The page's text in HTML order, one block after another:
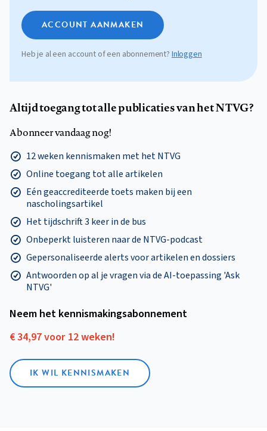
ACCOUNT AANMAKEN
Heb je al een account of een abonnement? Inloggen
Altijd toegang tot alle publicaties van het NTVG?
Abonneer vandaag nog!
12 weken kennismaken met het NTVG
Online toegang tot alle artikelen
Eén geaccrediteerde toets maken bij een
nascholingsartikel
Het tijdschrift 3 keer in de bus
Onbeperkt luisteren naar de NTVG-podcast
Gepersonaliseerde alerts voor artikelen en dossiers
Antwoorden op al je vragen via de AI-toepassing 'Ask
NTVG'
Neem het kennismakings­abonnement
€ 34,97 voor 12 weken!
IK WIL KENNISMAKEN